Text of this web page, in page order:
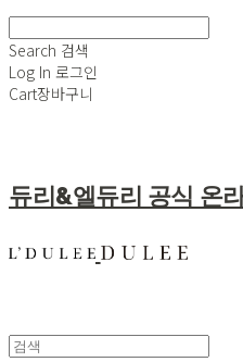
Search 검색
Log In 로그인
Cart장바구니
듀리&엘듀리 공식 온